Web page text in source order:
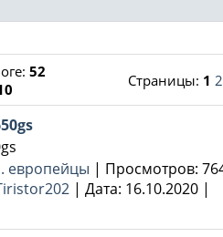
: 52
Страницы: 1 2
европейцы | Просмотров:
| Дата: 16.10.2020 |